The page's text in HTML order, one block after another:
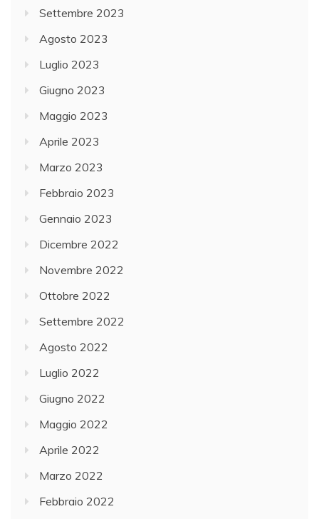
Settembre 2023
Agosto 2023
Luglio 2023
Giugno 2023
Maggio 2023
Aprile 2023
Marzo 2023
Febbraio 2023
Gennaio 2023
Dicembre 2022
Novembre 2022
Ottobre 2022
Settembre 2022
Agosto 2022
Luglio 2022
Giugno 2022
Maggio 2022
Aprile 2022
Marzo 2022
Febbraio 2022